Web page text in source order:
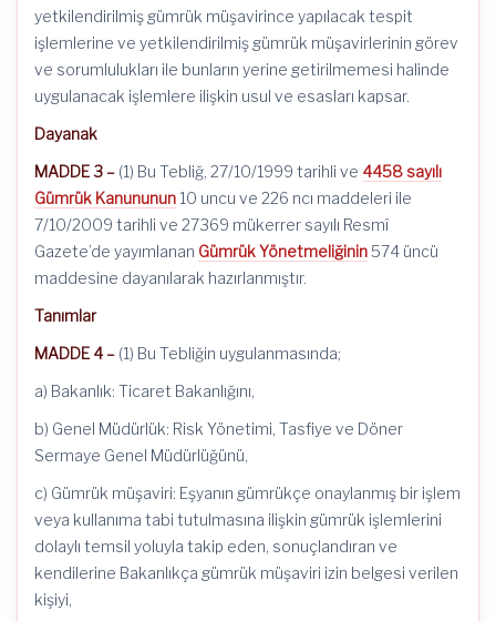
yetkilendirilmiş gümrük müşavirince yapılacak tespit
işlemlerine ve yetkilendirilmiş gümrük müşavirlerinin görev
ve sorumlulukları ile bunların yerine getirilmemesi halinde
uygulanacak işlemlere ilişkin usul ve esasları kapsar.
Dayanak
MADDE 3 – (1) Bu Tebliğ, 27/10/1999 tarihli ve 4458 sayılı
Gümrük Kanununun 10 uncu ve 226 ncı maddeleri ile
7/10/2009 tarihli ve 27369 mükerrer sayılı Resmî
Gazete’de yayımlanan Gümrük Yönetmeliğinin574 üncü
maddesine dayanılarak hazırlanmıştır.
Tanımlar
MADDE 4 – (1) Bu Tebliğin uygulanmasında;
a) Bakanlık: Ticaret Bakanlığını,
b) Genel Müdürlük: Risk Yönetimi, Tasfiye ve Döner
Sermaye Genel Müdürlüğünü,
c) Gümrük müşaviri: Eşyanın gümrükçe onaylanmış bir işlem
veya kullanıma tabi tutulmasına ilişkin gümrük işlemlerini
dolaylı temsil yoluyla takip eden, sonuçlandıran ve
kendilerine Bakanlıkça gümrük müşaviri izin belgesi verilen
kişiyi,